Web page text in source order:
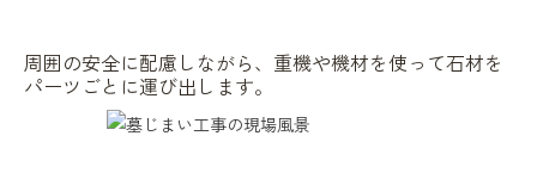
周囲の安全に配慮しながら、重機や機材を使って石材を
パーツごとに運び出します。